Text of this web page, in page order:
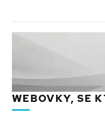
WEBOVKY, SE